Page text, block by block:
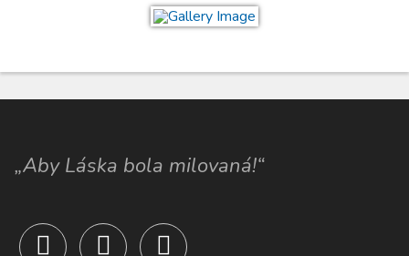
„Aby Láska bola milovaná!“